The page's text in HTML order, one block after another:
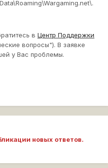
в Центр Поддержки
вопросы"). В заявке
у Вас проблемы.
новых ответов.